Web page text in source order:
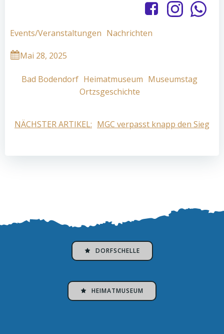
Events/Veranstaltungen Nachrichten
Mai 28, 2025
Bad Bodendorf Heimatmuseum Museumstag
Ortzsgeschichte
Post
navigation
NÄCHSTER ARTIKEL: MGC verpasst knapp den Sieg
DORFSCHELLE
HEIMATMUSEUM